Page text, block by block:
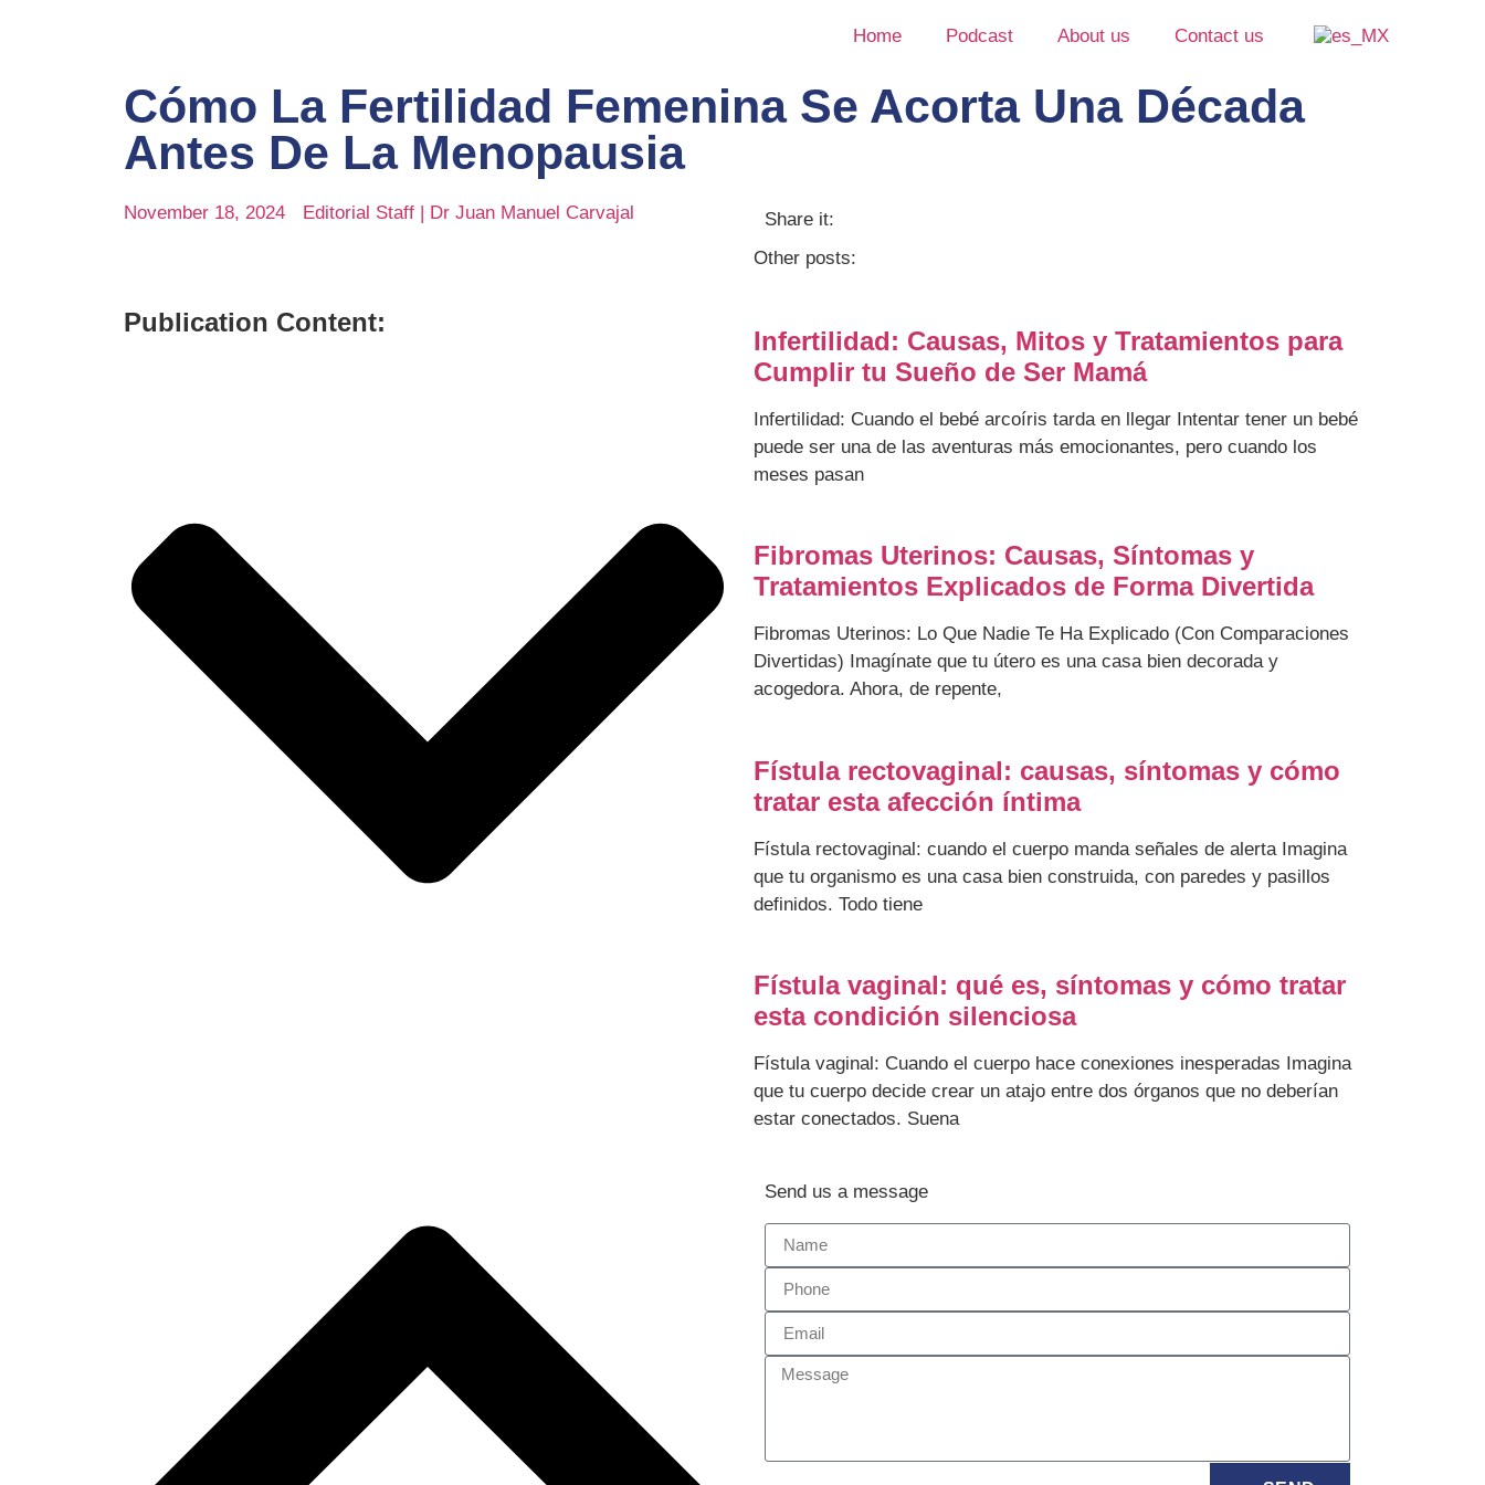
Home Podcast About us Contact us
Cómo La Fertilidad Femenina Se Acorta Una Década
Antes De La Menopausia
November 18, 2024 Editorial Staff | Dr Juan Manuel Carvajal
Publication Content:
Share it:
Other posts:
Infertilidad: Causas, Mitos y Tratamientos para
Cumplir tu Sueño de Ser Mamá
Infertilidad: Cuando el bebé arcoíris tarda en llegar Intentar tener un bebé
puede ser una de las aventuras más emocionantes, pero cuando los
meses pasan
Fibromas Uterinos: Causas, Síntomas y
Tratamientos Explicados de Forma Divertida
Fibromas Uterinos: Lo Que Nadie Te Ha Explicado (Con Comparaciones
Divertidas) Imagínate que tu útero es una casa bien decorada y
acogedora. Ahora, de repente,
Fístula rectovaginal: causas, síntomas y cómo
tratar esta afección íntima
Fístula rectovaginal: cuando el cuerpo manda señales de alerta Imagina
que tu organismo es una casa bien construida, con paredes y pasillos
definidos. Todo tiene
Fístula vaginal: qué es, síntomas y cómo tratar
esta condición silenciosa
Fístula vaginal: Cuando el cuerpo hace conexiones inesperadas Imagina
que tu cuerpo decide crear un atajo entre dos órganos que no deberían
estar conectados. Suena
Send us a message